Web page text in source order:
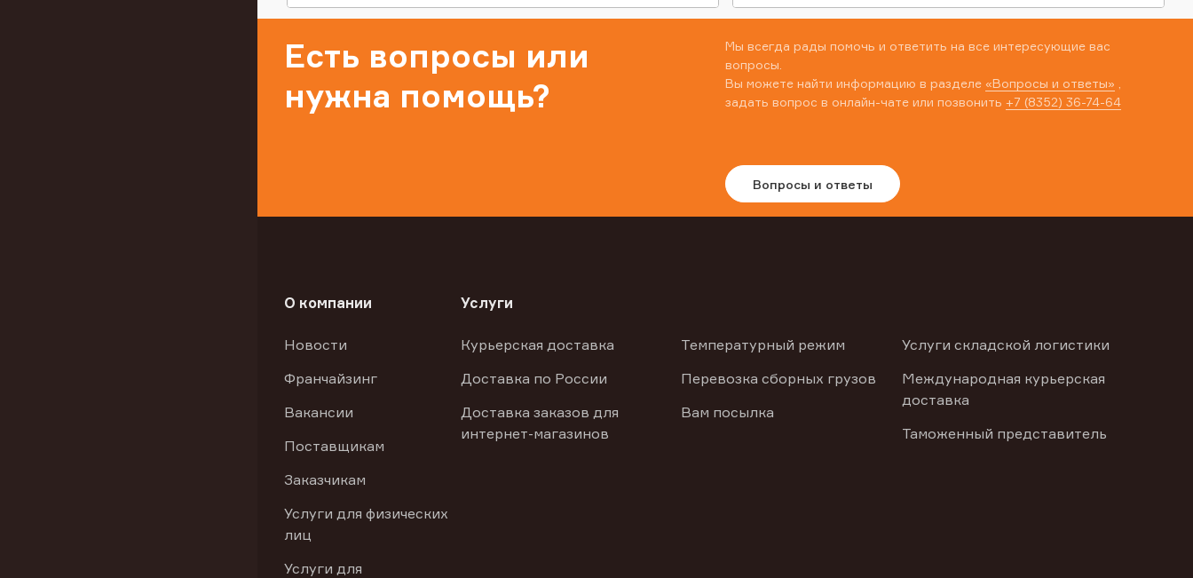
Есть вопросы или
нужна помощь?
Мы всегда рады помочь и ответить на все интересующие вас
вопросы.
Вы можете найти информацию в разделе «Вопросы и ответы»
задать вопрос в онлайн-чате или позвонить +7 (8352) 36-74-64
Вопросы и ответы
О компании
Новости
Франчайзинг
Вакансии
Поставщикам
Заказчикам
Услуги для физических
лиц
Услуги для
Услуги
Курьерская доставка
Доставка по России
Доставка заказов для
интернет-магазинов
Температурный режим
Перевозка сборных грузов
Вам посылка
Услуги складской логистики
Международная курьерская
доставка
Таможенный представитель